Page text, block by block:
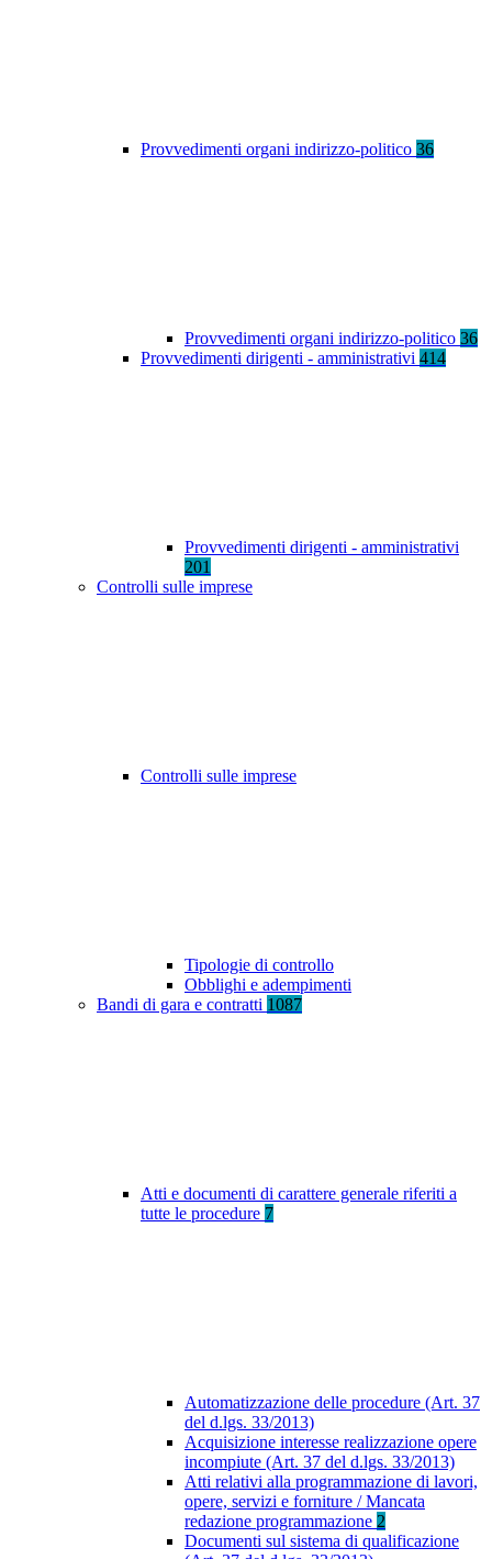
Provvedimenti organi indirizzo-politico 36
Provvedimenti organi indirizzo-politico 36
Provvedimenti dirigenti - amministrativi 414
Provvedimenti dirigenti - amministrativi
201
Controlli sulle imprese
Controlli sulle imprese
Tipologie di controllo
Obblighi e adempimenti
Bandi di gara e contratti 1087
Atti e documenti di carattere generale riferiti a
tutte le procedure 7
Automatizzazione delle procedure (Art. 37
del d.lgs. 33/2013)
Acquisizione interesse realizzazione opere
incompiute (Art. 37 del d.lgs. 33/2013)
Atti relativi alla programmazione di lavori,
opere, servizi e forniture / Mancata
redazione programmazione 2
Documenti sul sistema di qualificazione